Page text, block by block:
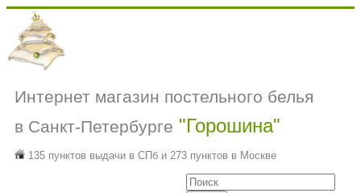
Интернет магазин постельного белья
в Санкт-Петербурге "Горошина"
135 пунктов выдачи в СПб и 273 пунктов в Москве